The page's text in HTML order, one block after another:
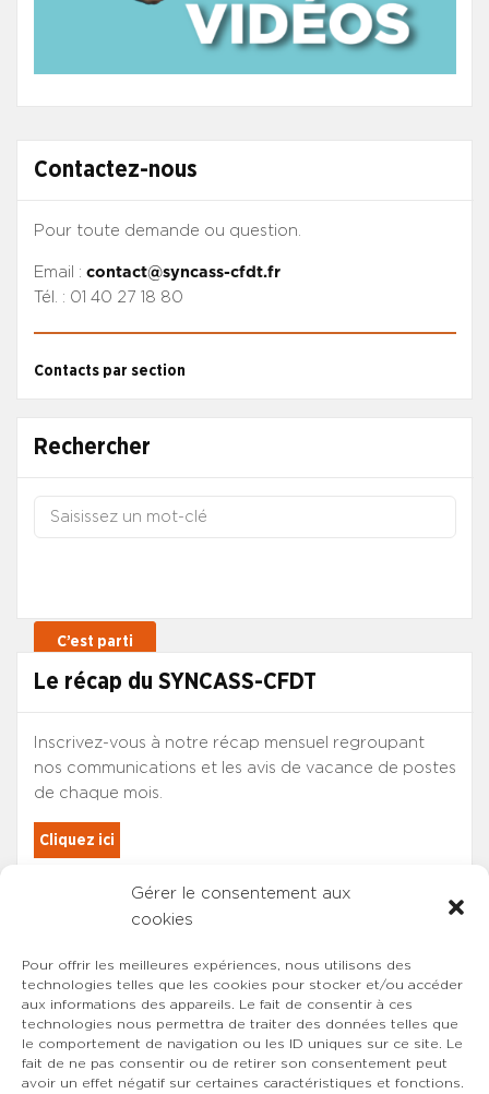
Gérer le consentement aux
cookies
Pour offrir les meilleures expériences, nous utilisons des
technologies telles que les cookies pour stocker et/ou accéder
aux informations des appareils. Le fait de consentir à ces
technologies nous permettra de traiter des données telles que
le comportement de navigation ou les ID uniques sur ce site. Le
fait de ne pas consentir ou de retirer son consentement peut
avoir un effet négatif sur certaines caractéristiques et fonctions.
Contactez-nous
Pour toute demande ou question.
Email : contact@syncass-cfdt.fr
Tél. : 01 40 27 18 80
Contacts par section
Rechercher
Le récap du SYNCASS-CFDT
Inscrivez-vous à notre récap mensuel regroupant
nos communications et les avis de vacance de postes
de chaque mois.
Cliquez ici
Les adhérents du SYNCASS-CFDT
sont automatiquement inscrits.